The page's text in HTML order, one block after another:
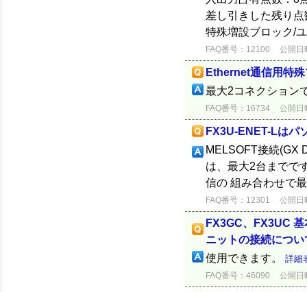
差し引きした残り
特殊増設ブロック/
FAQ番号：12100 公開日
Ethernet通信用特
最大2コネクション
FAQ番号：16734 公開日
FX3U-ENET-Lはパ
MELSOFT接続(GX
は、最大2台までで
信の 組み合わせで
FAQ番号：12301 公開日
FX3GC、FX3UC
ニットの接続につい
使用できます。 詳細
FAQ番号：46090 公開日